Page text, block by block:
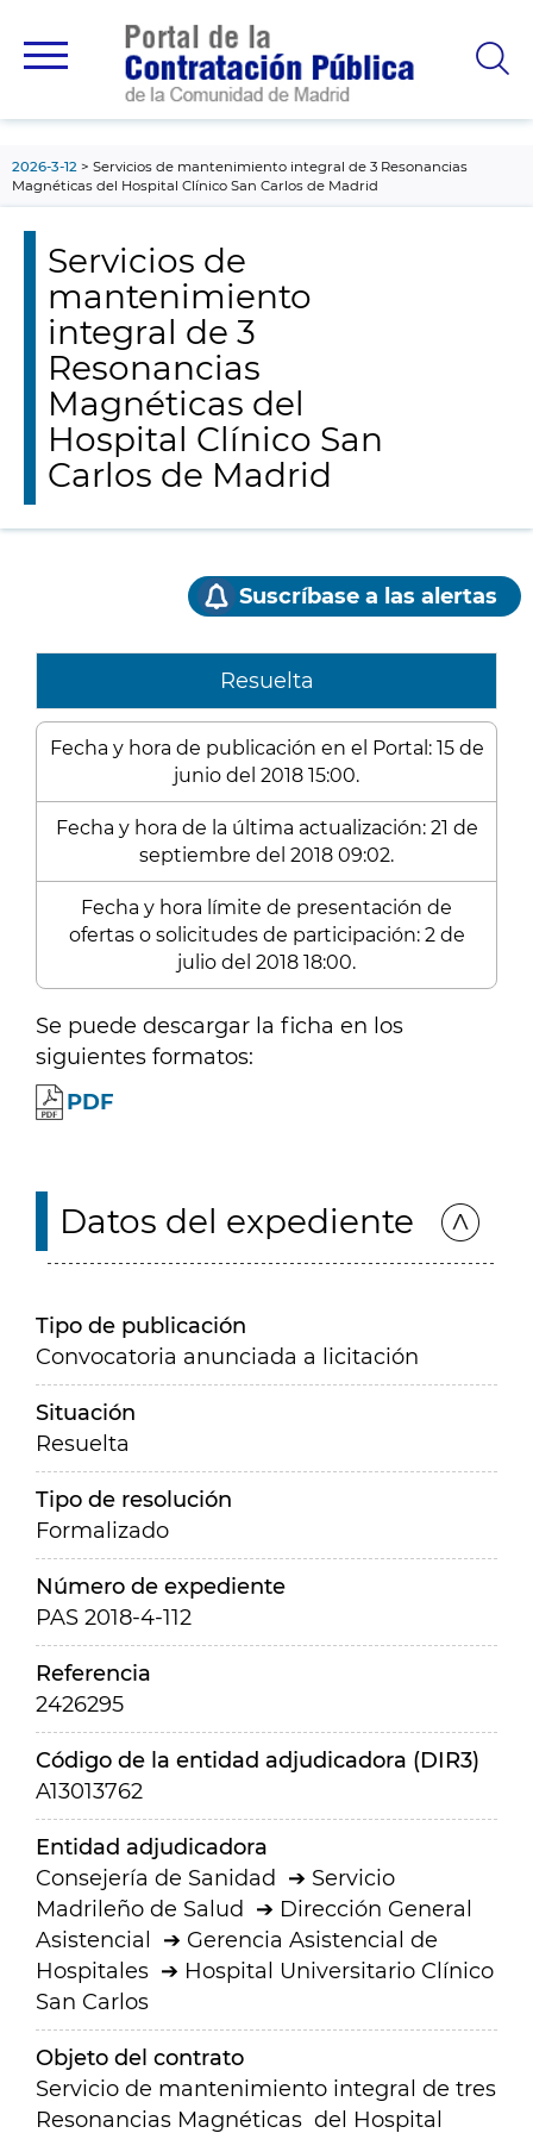
principal
2026-3-12
Servicios de mantenimiento integral de 3 Resonancias
Magnéticas del Hospital Clínico San Carlos de Madrid
Servicios de
mantenimiento
integral de 3
Resonancias
Magnéticas del
Hospital Clínico San
Carlos de Madrid
Suscríbase a las alertas
Resuelta
Fecha y hora de publicación en el Portal: 15 de
junio del 2018 15:00.
Fecha y hora de la última actualización: 21 de
septiembre del 2018 09:02.
Fecha y hora límite de presentación de
ofertas o solicitudes de participación: 2 de
julio del 2018 18:00.
Se puede descargar la ficha en los
siguientes formatos:
PDF
Datos del expediente
Tipo de publicación
Convocatoria anunciada a licitación
Situación
Resuelta
Tipo de resolución
Formalizado
Número de expediente
PAS 2018-4-112
Referencia
2426295
Código de la entidad adjudicadora (DIR3)
A13013762
Entidad adjudicadora
Consejería de Sanidad
Servicio
Madrileño de Salud
Dirección General
Asistencial
Gerencia Asistencial de
Hospitales
Hospital Universitario Clínico
San Carlos
Objeto del contrato
Servicio de mantenimiento integral de tres
Resonancias Magnéticas del Hospital